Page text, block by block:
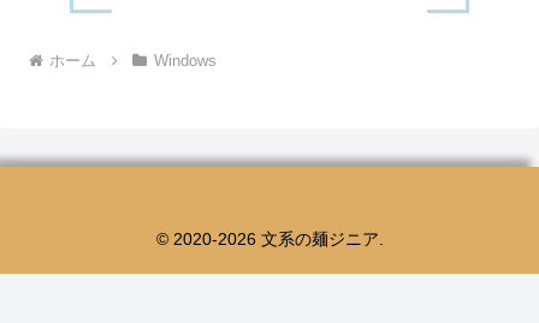
ホーム Windows
© 2020-2026 文系の麺ジニア.